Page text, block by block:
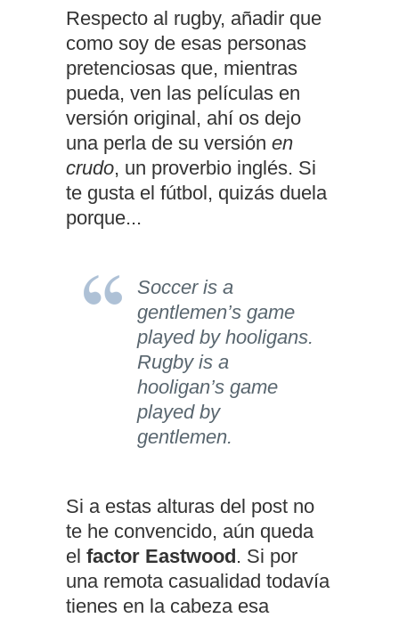
Respecto al rugby, añadir que
como soy de esas personas
pretenciosas que, mientras
pueda, ven las películas en
versión original, ahí os dejo
una perla de su versión en
crudo, un proverbio inglés. Si
te gusta el fútbol, quizás duela
porque...
Soccer is a
gentlemen’s game
played by hooligans.
Rugby is a
hooligan’s game
played by
gentlemen.
Si a estas alturas del post no
te he convencido, aún queda
el factor Eastwood. Si por
una remota casualidad todavía
tienes en la cabeza esa